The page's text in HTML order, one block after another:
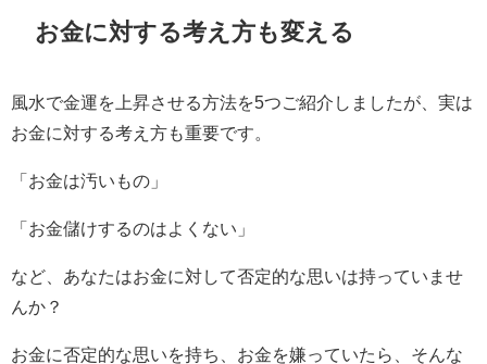
お金に対する考え方も変える
風水で金運を上昇させる方法を5つご紹介しましたが、実は
お金に対する考え方も重要です。
「お金は汚いもの」
「お金儲けするのはよくない」
など、あなたはお金に対して否定的な思いは持っていませ
んか？
お金に否定的な思いを持ち、お金を嫌っていたら、そんな